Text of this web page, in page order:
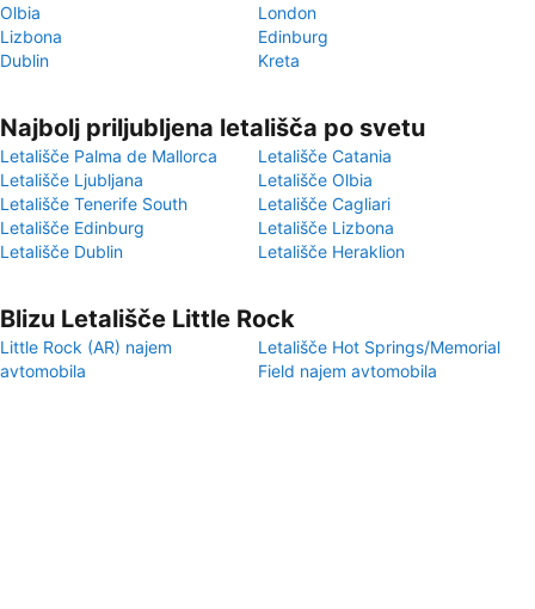
Olbia
London
Lizbona
Edinburg
Dublin
Kreta
Najbolj priljubljena letališča po svetu
Letališče Palma de Mallorca
Letališče Catania
Letališče Ljubljana
Letališče Olbia
Letališče Tenerife South
Letališče Cagliari
Letališče Edinburg
Letališče Lizbona
Letališče Dublin
Letališče Heraklion
Blizu Letališče Little Rock
Little Rock (AR) najem
avtomobila
Letališče Hot Springs/Memorial
Field najem avtomobila